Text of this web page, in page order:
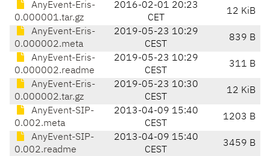
AnyEvent-Eris-
0.000001.tar.gz
2016-02-01 20:23
CET
12 KiB
AnyEvent-Eris-
0.000002.meta
2019-05-23 10:29
CEST
839 B
AnyEvent-Eris-
0.000002.readme
2019-05-23 10:29
CEST
311 B
AnyEvent-Eris-
0.000002.tar.gz
2019-05-23 10:30
CEST
12 KiB
AnyEvent-SIP-
0.002.meta
2013-04-09 15:40
CEST
1203 B
AnyEvent-SIP-
0.002.readme
2013-04-09 15:40
CEST
3459 B